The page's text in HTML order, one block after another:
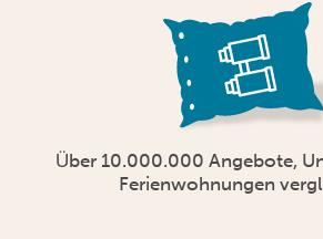
Über 10.000.000 Angebote,
Ferienwohnungen